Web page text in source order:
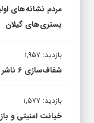
مردم نشانه های
بستری های گیلان
بازدید: ۱,۹۵۷
شفاف‌سازی ۶ ناشر بورسی در سامانه کدال
بازدید: ۱,۵۷۷
خیانت امنیتی و